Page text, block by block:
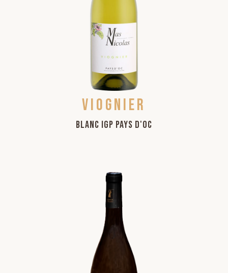
Viognier
Blanc IGP Pays d'Oc